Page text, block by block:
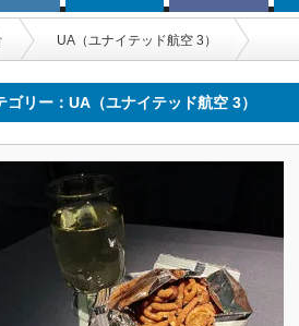
UA（ユナイテッド航空 3）
ゴリー：UA（ユナイテッド航空 3）